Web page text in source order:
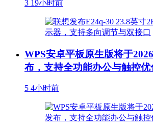
3 19小时前
WPS安卓平板原生版将于
布，支持全功能办公与触控优
5 4小时前